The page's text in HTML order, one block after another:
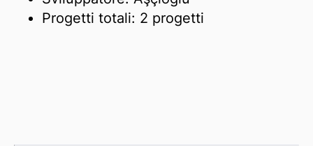
Progetti totali: 2 progetti